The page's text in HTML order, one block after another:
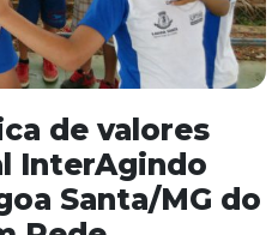
de valores
InterAgindo
Santa/MG do